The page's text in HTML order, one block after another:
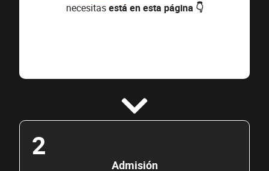
necesitasestá en esta página 👇
2
Admisión